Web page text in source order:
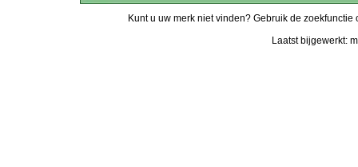
Kunt u uw merk niet vinden? Gebruik de
Laatst bijgewerkt: